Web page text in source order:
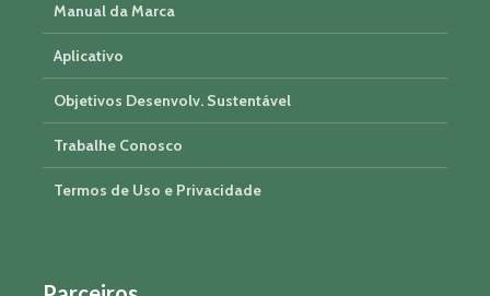
Manual da Marca
Aplicativo
Objetivos Desenvolv. Sustentável
Trabalhe Conosco
Termos de Uso e Privacidade